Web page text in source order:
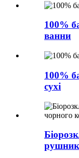
100%
ванни
100%
сухі